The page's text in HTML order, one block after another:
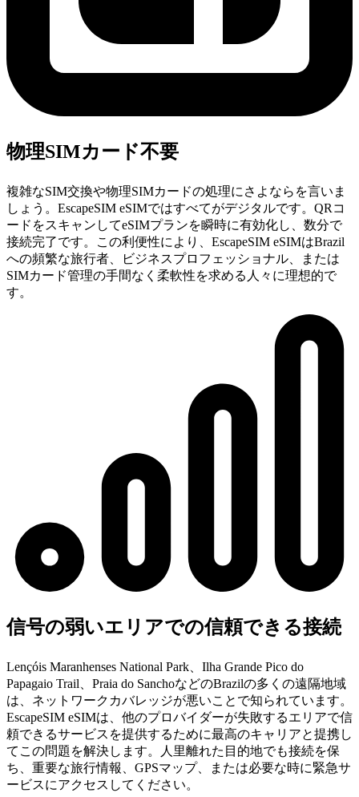
物理SIMカード不要
複雑なSIM交換や物理SIMカードの処理にさよならを言いま
しょう。EscapeSIM eSIMではすべてがデジタルです。QRコ
ードをスキャンしてeSIMプランを瞬時に有効化し、数分で
接続完了です。この利便性により、EscapeSIM eSIMはBrazil
への頻繁な旅行者、ビジネスプロフェッショナル、または
SIMカード管理の手間なく柔軟性を求める人々に理想的で
す。
信号の弱いエリアでの信頼できる接続
Lençóis Maranhenses National Park、Ilha Grande Pico do
Papagaio Trail、Praia do SanchoなどのBrazilの多くの遠隔地域
は、ネットワークカバレッジが悪いことで知られています。
EscapeSIM eSIMは、他のプロバイダーが失敗するエリアで信
頼できるサービスを提供するために最高のキャリアと提携し
てこの問題を解決します。人里離れた目的地でも接続を保
ち、重要な旅行情報、GPSマップ、または必要な時に緊急サ
ービスにアクセスしてください。